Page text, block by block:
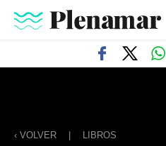
‹ VOLVER LIBROS